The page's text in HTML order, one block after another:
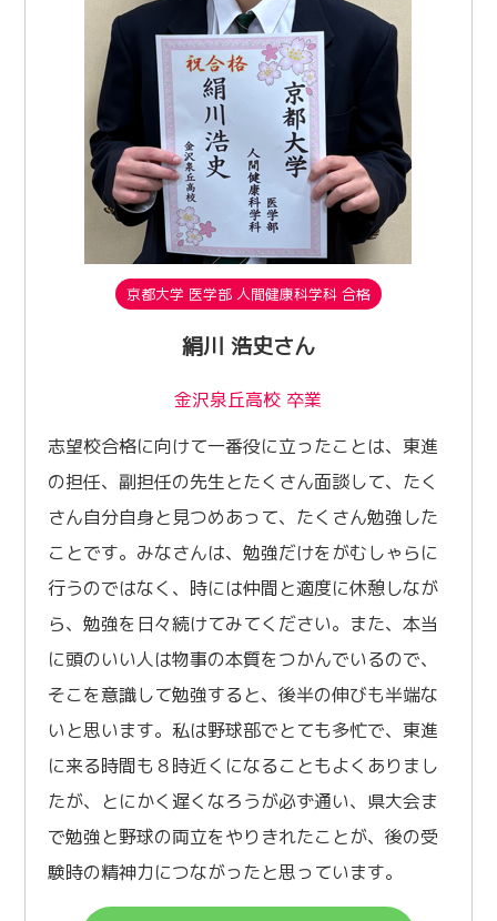
京都大学 医学部 人間健康科学科 合格
絹川 浩史さん
金沢泉丘高校 卒業
志望校合格に向けて一番役に立ったことは、東進
の担任、副担任の先生とたくさん面談して、たく
さん自分自身と見つめあって、たくさん勉強した
ことです。みなさんは、勉強だけをがむしゃらに
行うのではなく、時には仲間と適度に休憩しなが
ら、勉強を日々続けてみてください。また、本当
に頭のいい人は物事の本質をつかんでいるので、
そこを意識して勉強すると、後半の伸びも半端な
いと思います。私は野球部でとても多忙で、東進
に来る時間も８時近くになることもよくありまし
たが、とにかく遅くなろうが必ず通い、県大会ま
で勉強と野球の両立をやりきれたことが、後の受
験時の精神力につながったと思っています。